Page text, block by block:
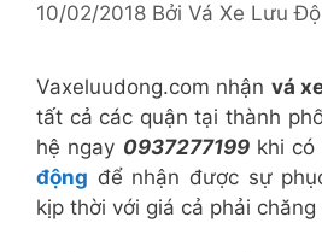
10/02/2018 Bởi Vá Xe Lưu
Vaxeluudong.com nhận vá
tất cả các quận tại thành
hệ ngay 0937277199khi có
động để nhận được sự
kịp thời với giá cả phải chăng